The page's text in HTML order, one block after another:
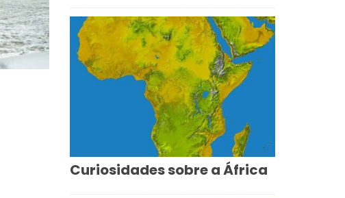
Curiosidades sobre a África